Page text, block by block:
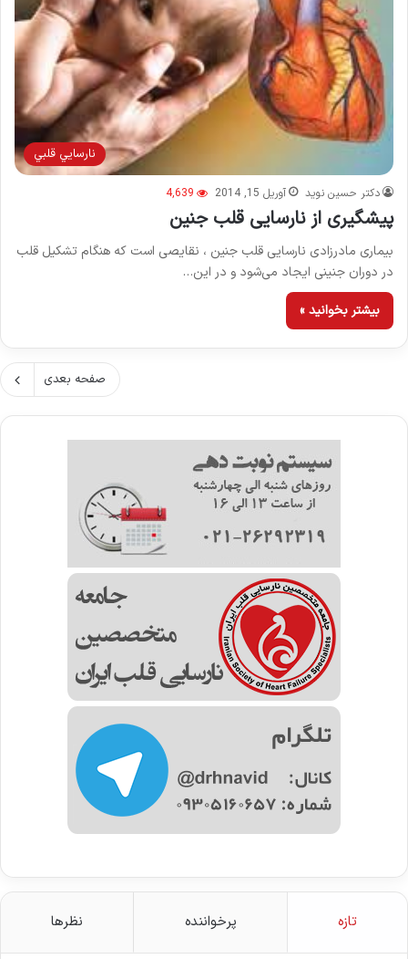
نارسايي قلبي
دکتر حسین نوید آوریل 15, 2014 4,639
پیشگیری از نارسایی قلب جنین
بیماری مادرزادی نارسایی قلب جنین ، نقایصی است که هنگام تشکیل قلب
در دوران جنینی ایجاد می‌شود و در این…
بیشتر بخوانید »
صفحه بعدی
تازه پرخواننده نظرها